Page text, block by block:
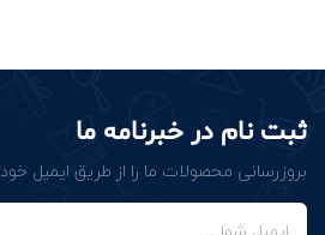
ثبت نام در خبرنامه ما
بروزرسانی محصولات ما را از طریق ایمیل خود